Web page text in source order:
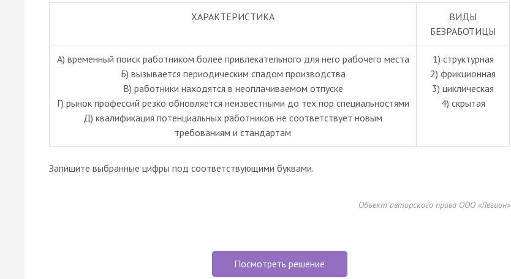
ХАРАКТЕРИСТИКА
ВИДЫ
БЕЗРАБОТИЦЫ
А) временный поиск работником более привлекательного для него рабочего места
Б) вызывается периодическим спадом производства
В) работники находятся в неоплачиваемом отпуске
Г) рынок профессий резко обновляется неизвестными до тех пор специальностями
Д) квалификация потенциальных работников не соответствует новым
требованиям и стандартам
1) структурная
2) фрикционная
3) циклическая
4) скрытая
Запишите выбранные цифры под соответствующими буквами.
Объект авторского права ООО «Легион»
Посмотреть решение